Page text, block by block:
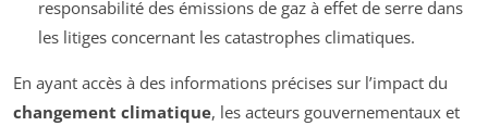
responsabilité des émissions de gaz à effet de serre dans
les litiges concernant les catastrophes climatiques.
En ayant accès à des informations précises sur l’impact du
changement climatique, les acteurs gouvernementaux et